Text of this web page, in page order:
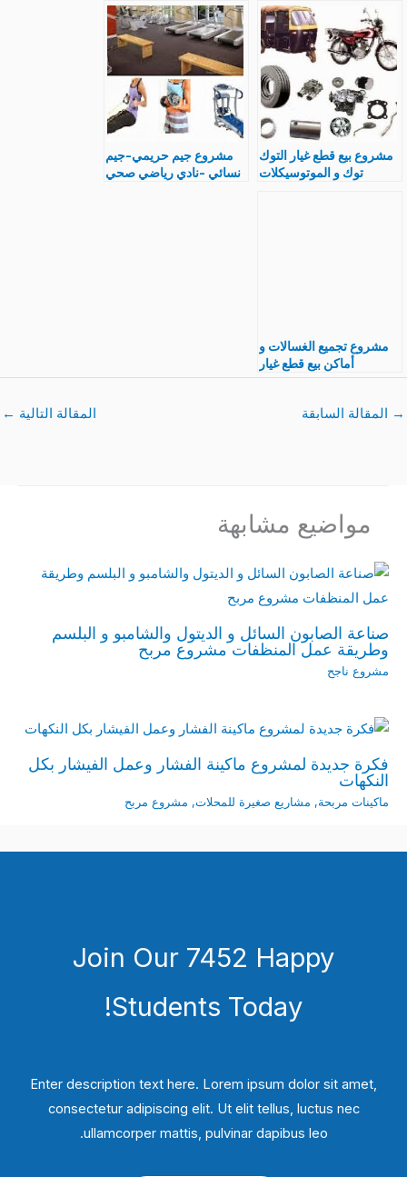
مشروع بيع قطع غيار التوك
توك و الموتوسيكلات
مشروع جيم حريمي-جيم
نسائي -نادي رياضي صحي
مشروع تجميع الغسالات و
أماكن بيع قطع غيار
الغسالات و مكونات
→ المقالة السابقة المقالة التالية ←
مواضيع مشابهة
صناعة الصابون السائل و الديتول والشامبو و البلسم
وطريقة عمل المنظفات مشروع مربح
مشروع ناجح
فكرة جديدة لمشروع ماكينة الفشار وعمل الفيشار بكل
النكهات
ماكينات مربحة, مشاريع صغيرة للمحلات, مشروع مربح
Join Our 7452 Happy
Students​ Today!
Enter description text here. Lorem ipsum dolor sit amet,
consectetur adipiscing elit. Ut elit tellus, luctus nec
ullamcorper mattis, pulvinar dapibus leo.​